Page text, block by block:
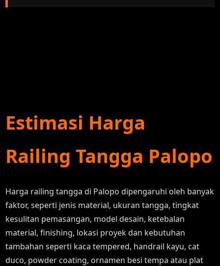
Estimasi Harga
Railing Tangga Palopo
Harga railing tangga di Palopo dipengaruhi oleh banyak
faktor, seperti jenis material, ukuran tangga, tingkat
kesulitan pemasangan, model desain, ketebalan
material, finishing, lokasi proyek dan kebutuhan
tambahan seperti kaca tempered, handrail kayu, cat
duco, powder coating, ornamen besi tempa atau plat